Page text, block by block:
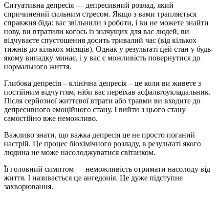
Ситуативна депресія — депресивний розлад, який
спричинений сильним стресом. Якщо з вами трапляється
справжня біда: вас звільнили з роботи, і ви не можете знайти
нову, ви втратили когось із значущих для вас людей, ви
відчуваєте спустошення досить тривалий час (від кількох
тижнів до кількох місяців). Однак у результаті цей стан у будь-
якому випадку минає, і у вас є можливість повернутися до
нормального життя.
Глибока депресія – клінічна депресія – це коли ви живете з
постійним відчуттям, ніби вас переїхав асфальтоукладальник.
Після серйозної життєвої втрати або травми ви входите до
депресивного емоційного стану. І вийти з цього стану
самостійно вже неможливо.
Важливо знати, що важка депресія це не просто поганий
настрій. Це процес біохімічного розладу, в результаті якого
людина не може насолоджуватися світанком.
Її головний симптом — неможливість отримати насолоду від
життя. І називається це ангедонія. Це дуже підступне
захворювання.